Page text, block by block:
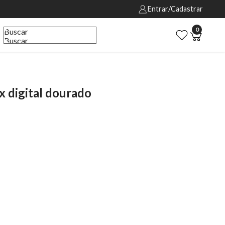
Entrar/Cadastrar
Buscar
Buscar
0
digital dourado